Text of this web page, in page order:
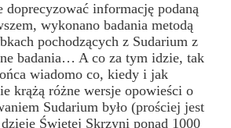
doprecyzować informację podaną
wykonano badania metodą
pochodzących z Sudarium z
badania… A co za tym idzie, tak
wiadomo co, kiedy i jak
krążą różne wersje opowieści o
Sudarium było (prościej jest
Świętej Skrzyni ponad 1000